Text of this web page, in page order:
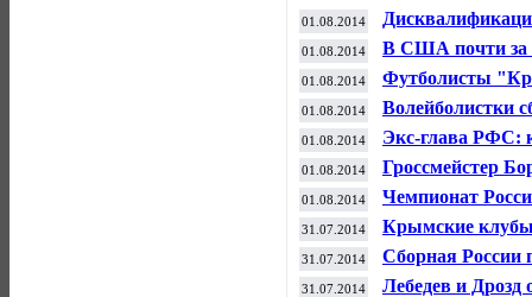
01.08.2014
до двух месяцев
01.08.2014
В США почти за
Мохаммед Али
01.08.2014
Футболисты
матче
01.08.2014
Волейболистки
Гран-при
01.08.2014
Экс-глава РФС:
участию в ЧР
01.08.2014
Гроссмейстер
Илюмжинова на
01.08.2014
Чемпионат
матчем
31.07.2014
Крымские клубы
дивизионе ЧР по
31.07.2014
Сборная России
командой
31.07.2014 Лебедев и Дрозд